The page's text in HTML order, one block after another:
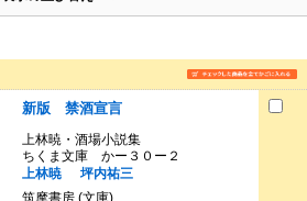
新版 禁酒宣言
上林暁・酒場小説集
ちくま文庫 かー３０ー２
上林暁
坪内祐三
筑摩書房 (文庫)